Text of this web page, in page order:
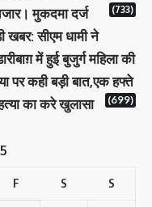
मुकदमा दर्ज
(733)
खबर: सीएम धामी ने
में हुई बुजुर्ग महिला की
पर कही बड़ी बात,एक हफ्ते
का करे खुलासा
(699)
F S S